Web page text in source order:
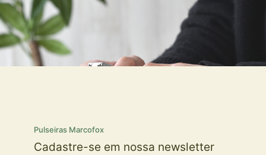
Pulseiras Marcofox
Cadastre-se em nossa newsletter